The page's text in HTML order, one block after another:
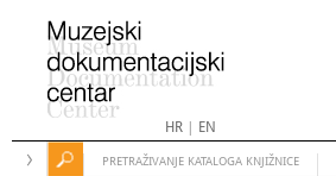
HR| EN
PRETRAŽIVANJE KATALOGA KNJIŽNICE